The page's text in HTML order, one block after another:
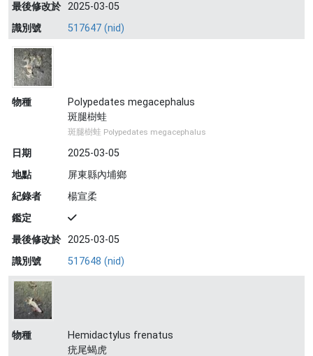
最後修改於 2025-03-05
識別號
517647 (nid)
物種
Polypedates megacephalus
斑腿樹蛙
斑腿樹蛙 Polypedates megacephalus
日期
2025-03-05
地點
屏東縣內埔鄉
紀錄者
楊宣柔
鑑定
最後修改於 2025-03-05
識別號
517648 (nid)
物種
Hemidactylus frenatus
疣尾蝎虎